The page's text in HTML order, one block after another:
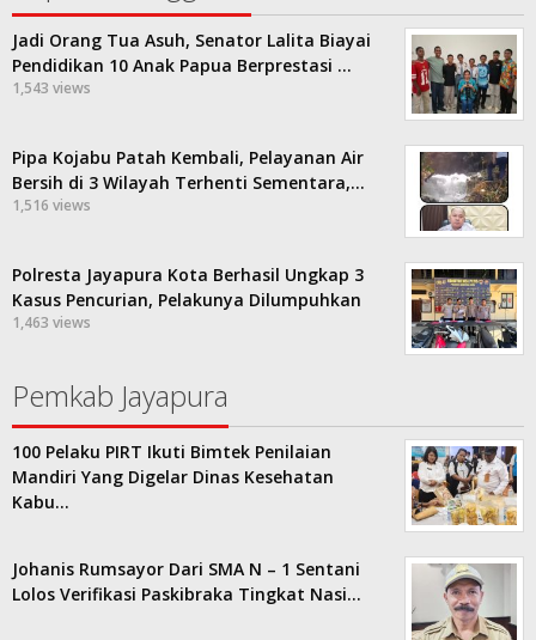
Jadi Orang Tua Asuh, Senator Lalita Biayai
Pendidikan 10 Anak Papua Berprestasi …
1,543 views
Pipa Kojabu Patah Kembali, Pelayanan Air
Bersih di 3 Wilayah Terhenti Sementara,…
1,516 views
Polresta Jayapura Kota Berhasil Ungkap 3
Kasus Pencurian, Pelakunya Dilumpuhkan
1,463 views
Pemkab Jayapura
100 Pelaku PIRT Ikuti Bimtek Penilaian
Mandiri Yang Digelar Dinas Kesehatan
Kabu…
Johanis Rumsayor Dari SMA N – 1 Sentani
Lolos Verifikasi Paskibraka Tingkat Nasi…